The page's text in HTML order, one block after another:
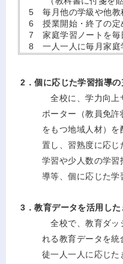
5 毎月他の学級や他教
6 授業開始・終了の定
7 家庭学習ノートを毎
8 一人一人に毎月家庭
2．個に応じた学習指導の
全校に、学力向上
ポーター（教員免許
をもつ地域人材）を
置し、習熟度に応じ
学習や少人数の学習
導等、個に応じた学
3．教育データを活用し
全校で、教育ダッ
れる教育データを統
徒一人一人に応じ